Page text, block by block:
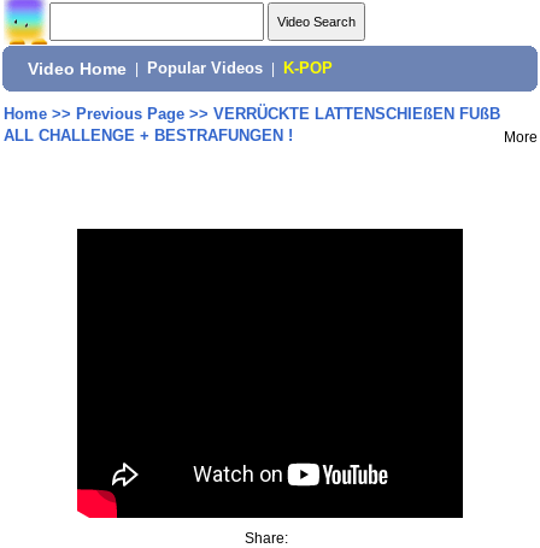
Video Home Popular Videos K-POP
Home>> Previous Page>> VERRÜCKTE LATTENSCHIEßEN FUßB
ALL CHALLENGE + BESTRAFUNGEN !
More
Share: